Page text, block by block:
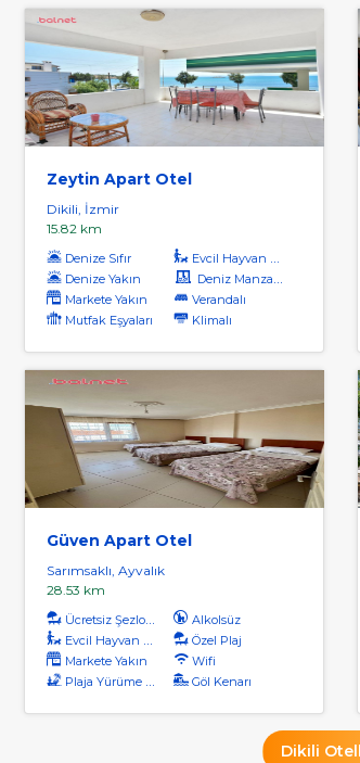
Zeytin Apart Otel
Dikili, İzmir
15.82 km
Denize Sıfır
Evcil Hayvan Kabul
Denize Yakın
Deniz Manzaralı
Markete Yakın
Verandalı
Mutfak Eşyaları
Klimalı
Güven Apart Otel
Sarımsaklı, Ayvalık
28.53 km
Ücretsiz Şezlong
Alkolsüz
Evcil Hayvan Kabul
Özel Plaj
Markete Yakın
Wifi
Plaja Yürüme Mesafesi
Göl Kenarı
Dikili